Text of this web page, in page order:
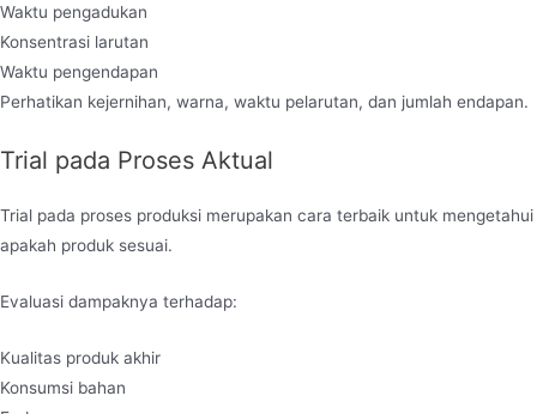
Waktu pengadukan
Konsentrasi larutan
Waktu pengendapan
Perhatikan kejernihan, warna, waktu pelarutan, dan jumlah endapan.
Trial pada Proses Aktual
Trial pada proses produksi merupakan cara terbaik untuk mengetahui
apakah produk sesuai.
Evaluasi dampaknya terhadap:
Kualitas produk akhir
Konsumsi bahan